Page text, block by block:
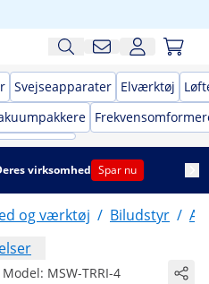
Svejseapparater Elværktøj
virksomhed Spar nu
og værktøj / Biludstyr /
Model: MSW-TRRI-4